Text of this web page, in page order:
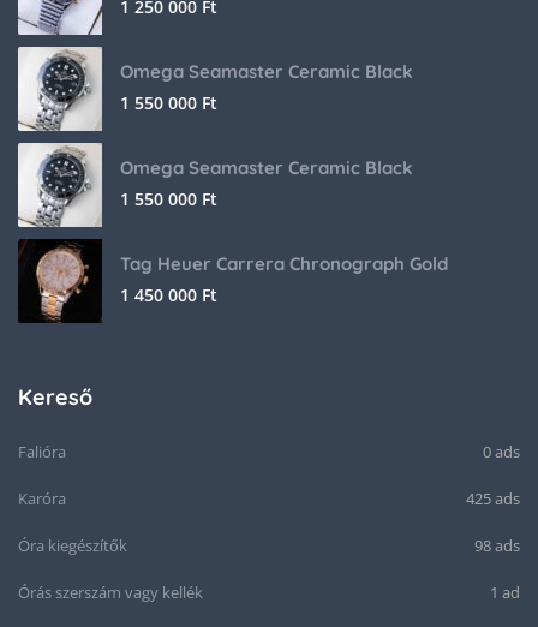
1 250 000 Ft
Omega Seamaster Ceramic Black
1 550 000 Ft
Omega Seamaster Ceramic Black
1 550 000 Ft
Tag Heuer Carrera Chronograph Gold
1 450 000 Ft
Kereső
Falióra 0 ads
Karóra 425 ads
Óra kiegészítők 98 ads
Órás szerszám vagy kellék 1 ad